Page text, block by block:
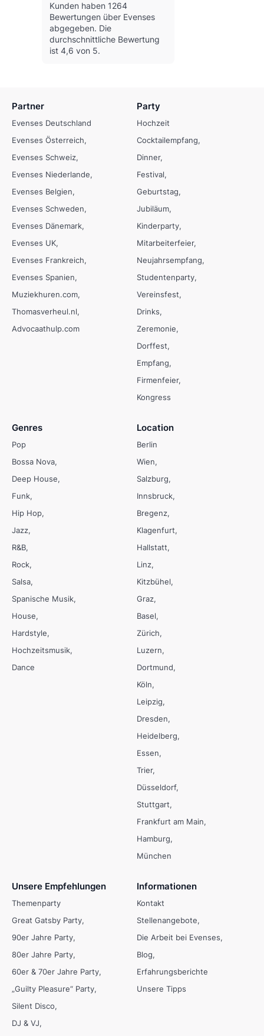
Kunden haben 1264
Bewertungen über Evenses
abgegeben. Die
durchschnittliche Bewertung
ist 4,6 von 5.
Partner
Evenses Deutschland
Evenses Österreich
Evenses Schweiz
Evenses Niederlande
Evenses Belgien
Evenses Schweden
Evenses Dänemark
Evenses UK
Evenses Frankreich
Evenses Spanien
Muziekhuren.com
Thomasverheul.nl
Advocaathulp.com
Party
Hochzeit
Cocktailempfang
Dinner
Festival
Geburtstag
Jubiläum
Kinderparty
Mitarbeiterfeier
Neujahrsempfang
Studentenparty
Vereinsfest
Drinks
Zeremonie
Dorffest
Empfang
Firmenfeier
Kongress
Genres
Pop
Bossa Nova
Deep House
Funk
Hip Hop
Jazz
R&B
Rock
Salsa
Spanische Musik
House
Hardstyle
Hochzeitsmusik
Dance
Location
Berlin
Wien
Salzburg
Innsbruck
Bregenz
Klagenfurt
Hallstatt
Linz
Kitzbühel
Graz
Basel
Zürich
Luzern
Dortmund
Köln
Leipzig
Dresden
Heidelberg
Essen
Trier
Düsseldorf
Stuttgart
Frankfurt am Main
Hamburg
München
Unsere Empfehlungen
Themenparty
Great Gatsby Party
90er Jahre Party
80er Jahre Party
60er & 70er Jahre Party
„Guilty Pleasure“ Party
Silent Disco
DJ & VJ
Informationen
Kontakt
Stellenangebote
Die Arbeit bei Evenses
Blog
Erfahrungsberichte
Unsere Tipps